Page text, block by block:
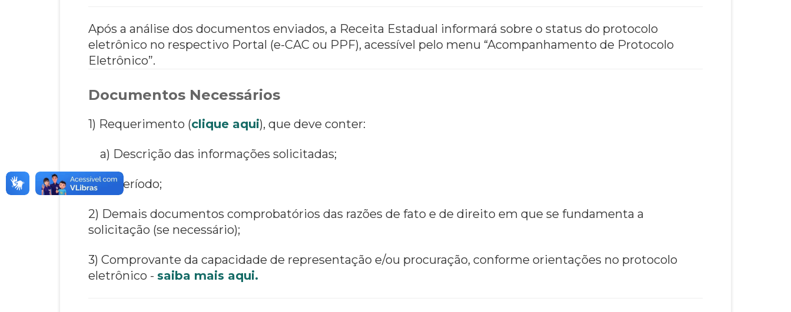
Após a análise dos documentos enviados, a Receita Estadual informará sobre o status do protocolo
eletrônico no respectivo Portal (e-CAC ou PPF), acessível pelo menu “Acompanhamento de Protocolo
Eletrônico”.
Documentos Necessários
1) Requerimento (clique aqui), que deve conter:
a) Descrição das informações solicitadas;
b) Período;
2) Demais documentos comprobatórios das razões de fato e de direito em que se fundamenta a
solicitação (se necessário);
3) Comprovante da capacidade de representação e/ou procuração, conforme orientações no protocolo
eletrônico - saiba mais aqui.